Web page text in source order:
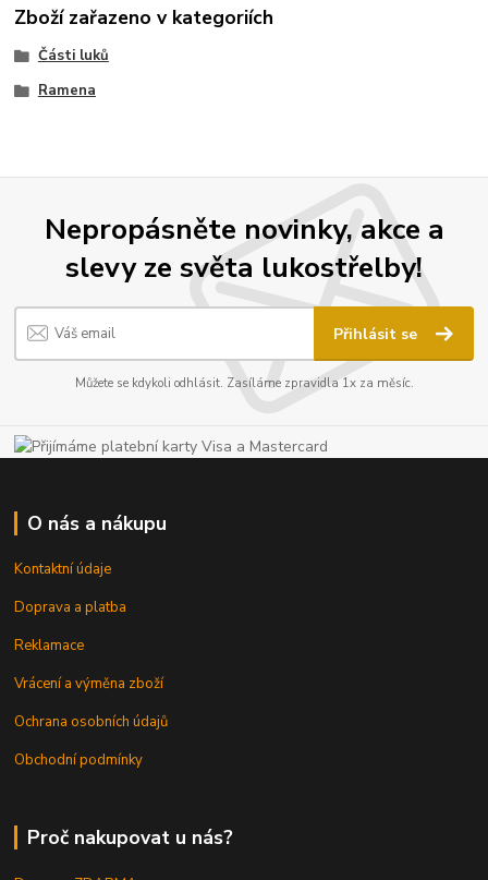
Zboží zařazeno v kategoriích
Části luků
Ramena
Nepropásněte novinky, akce a
slevy ze světa lukostřelby!
Přihlásit se
Můžete se kdykoli odhlásit. Zasíláme zpravidla 1x za měsíc.
O nás a nákupu
Kontaktní údaje
Doprava a platba
Reklamace
Vrácení a výměna zboží
Ochrana osobních údajů
Obchodní podmínky
Proč nakupovat u nás?